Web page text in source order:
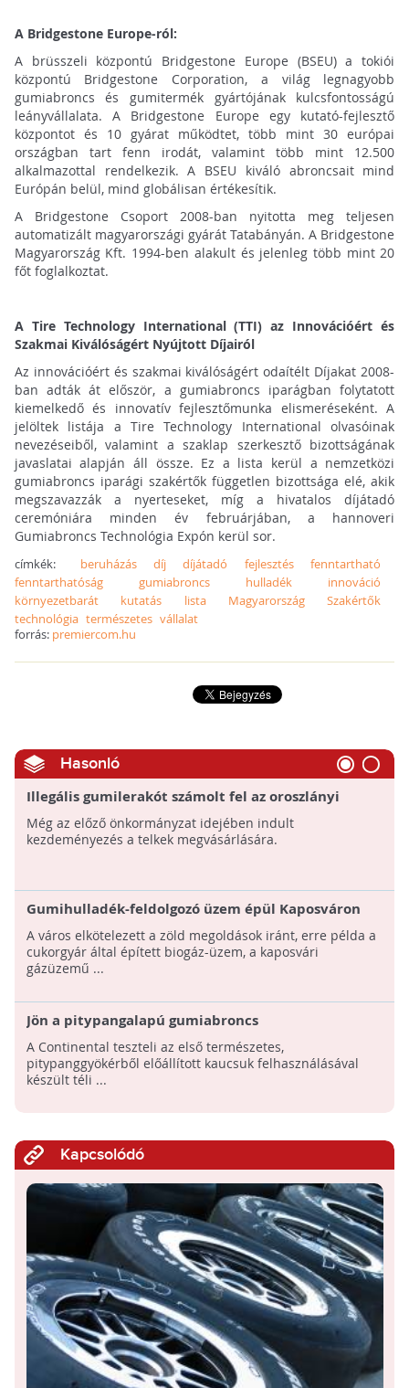
A Bridgestone Europe-ról:
A brüsszeli központú Bridgestone Europe (BSEU) a tokiói
központú Bridgestone Corporation, a világ legnagyobb
gumiabroncs és gumitermék gyártójának kulcsfontosságú
leányvállalata. A Bridgestone Europe egy kutató-fejlesztő
központot és 10 gyárat működtet, több mint 30 európai
országban tart fenn irodát, valamint több mint 12.500
alkalmazottal rendelkezik. A BSEU kiváló abroncsait mind
Európán belül, mind globálisan értékesítik.
A Bridgestone Csoport 2008-ban nyitotta meg teljesen
automatizált magyarországi gyárát Tatabányán. A Bridgestone
Magyarország Kft. 1994-ben alakult és jelenleg több mint 20
főt foglalkoztat.
A Tire Technology International (TTI) az Innovációért és
Szakmai Kiválóságért Nyújtott Díjairól
Az innovációért és szakmai kiválóságért odaítélt Díjakat 2008-
ban adták át először, a gumiabroncs iparágban folytatott
kiemelkedő és innovatív fejlesztőmunka elismeréseként. A
jelöltek listája a Tire Technology International olvasóinak
nevezéseiből, valamint a szaklap szerkesztő bizottságának
javaslatai alapján áll össze. Ez a lista kerül a nemzetközi
gumiabroncs iparági szakértők független bizottsága elé, akik
megszavazzák a nyerteseket, míg a hivatalos díjátadó
ceremóniára minden év februárjában, a hannoveri
Gumiabroncs Technológia Expón kerül sor.
címkék: beruházás díj díjátadó fejlesztés
fenntartható
fenntarthatóság
gumiabroncs hulladék
innováció
környezetbarát
kutatás lista Magyarország
Szakértők
technológia természetes vállalat
forrás: premiercom.hu
Hasonló
Illegális gumilerakót számolt fel az oroszlányi
önkormányzat
Még az előző önkormányzat idejében indult
kezdeményezés a telkek megvásárlására.
Gumihulladék-feldolgozó üzem épül Kaposváron
A város elkötelezett a zöld megoldások iránt, erre példa a
cukorgyár által épített biogáz-üzem, a kaposvári
gázüzemű ...
Jön a pitypangalapú gumiabroncs
A Continental teszteli az első természetes,
pitypanggyökérből előállított kaucsuk felhasználásával
készült téli ...
Kapcsolódó